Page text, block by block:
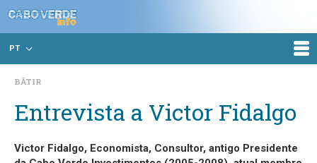
PT
BÂTIR
Entrevista a Victor Fidalgo
Victor Fidalgo, Economista, Consultor, antigo Presidente